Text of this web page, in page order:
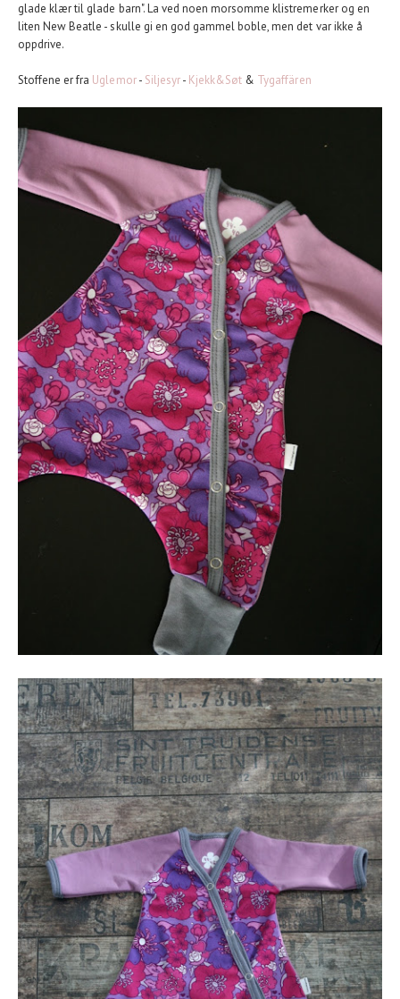
glade klær til glade barn". La ved noen morsomme klistremerker og en
liten New Beatle - skulle gi en god gammel boble, men det var ikke å
oppdrive.
Stoffene er fra Uglemor- Siljesyr- Kjekk&Søt & Tygaffären